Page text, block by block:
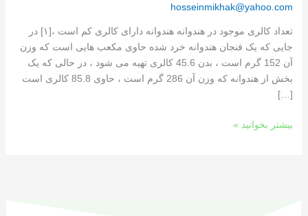
hosseinmikhak@yahoo.com
تعداد کالری موجود در هندوانه هندوانه دارای کالری کم است ،[١] در
جایی که یک فنجان هندوانه خرد شده حاوی مکعب هایی است که وزن
آن 152 گرم است ، بدن 45.6 کالری تهیه می شود ، در حالی که یک
بخش از هندوانه که وزن آن 286 گرم است ، حاوی 85.8 کالری است
[…]
بیشتر بخوانید »